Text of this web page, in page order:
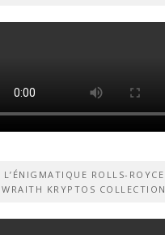
L’ÉNIGMATIQUE ROLLS-ROYCE
WRAITH KRYPTOS COLLECTION